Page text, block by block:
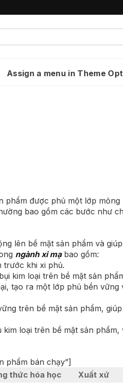
Assign a menu in Theme
được phủ một lớp
bao gồm các bước như
lên bề mặt sản phẩm và
ngành xi mạbao gồm:
trước khi xi phủ.
kim loại trên bề mặt sản
tạo ra một lớp phủ bền
trên bề mặt sản phẩm,
loại trên bề mặt sản
phẩm bán chạy”]
thức hóa học Xuất xứ